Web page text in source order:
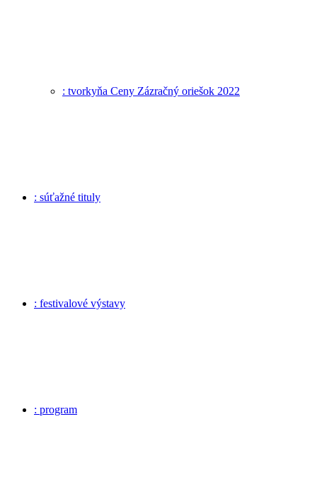
: tvorkyňa Ceny Zázračný oriešok 2022
: súťažné tituly
: festivalové výstavy
: program